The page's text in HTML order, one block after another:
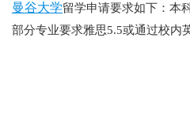
曼谷大学留学申请要求如下：本
部分专业要求雅思5.5或通过校内